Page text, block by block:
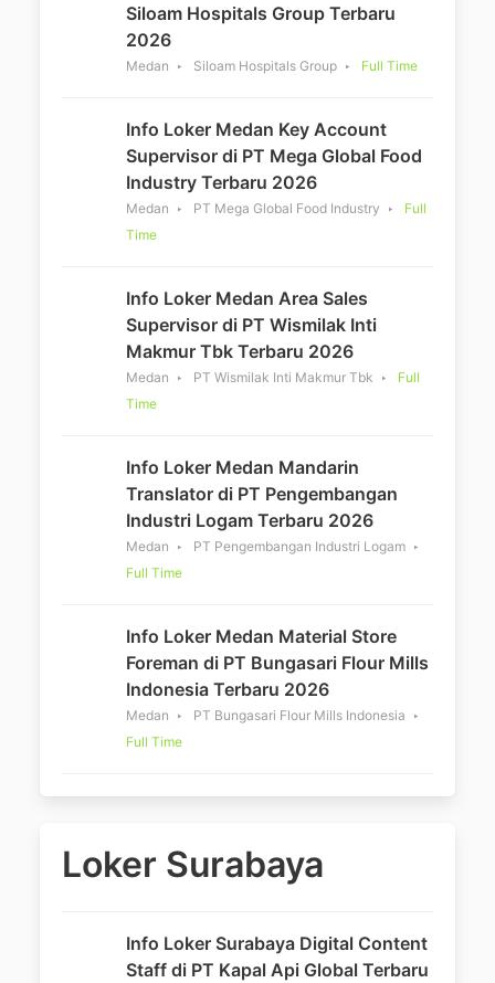
Siloam Hospitals Group Terbaru
2026
Medan Siloam Hospitals Group Full Time
Info Loker Medan Key Account
Supervisor di PT Mega Global Food
Industry Terbaru 2026
Medan PT Mega Global Food Industry
Full
Time
Info Loker Medan Area Sales
Supervisor di PT Wismilak Inti
Makmur Tbk Terbaru 2026
Medan PT Wismilak Inti Makmur Tbk
Full
Time
Info Loker Medan Mandarin
Translator di PT Pengembangan
Industri Logam Terbaru 2026
Medan
PT Pengembangan Industri Logam
Full Time
Info Loker Medan Material Store
Foreman di PT Bungasari Flour Mills
Indonesia Terbaru 2026
Medan
PT Bungasari Flour Mills Indonesia
Full Time
Loker Surabaya
Info Loker Surabaya Digital Content
Staff di PT Kapal Api Global Terbaru